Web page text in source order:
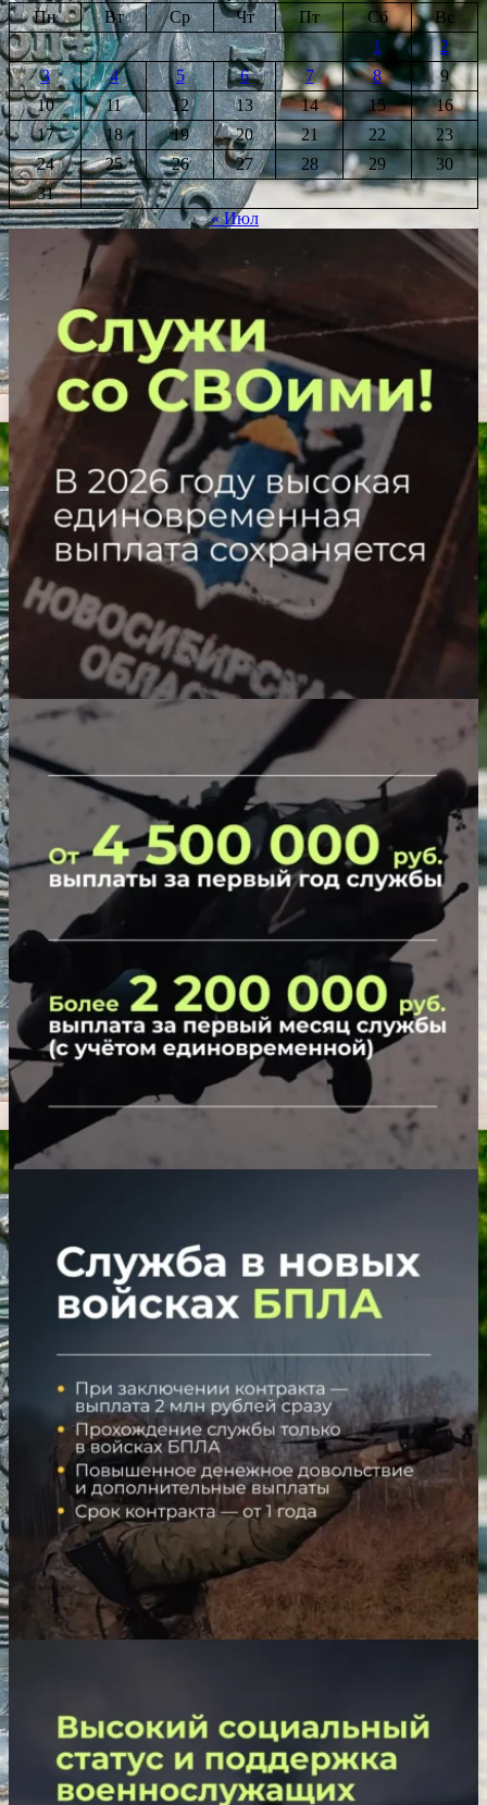
Пн
Вт Ср Чт Пт Сб
Вс
1
2
3
4 5 6 7 8
9
10
11 12 13 14 15
16
17
18 19 20 21 22
23
24
25 26 27 28 29
30
31
« Июл